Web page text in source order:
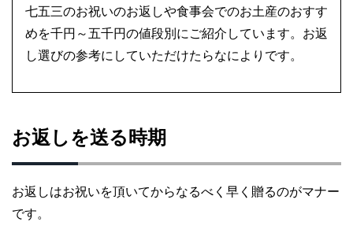
七五三のお祝いのお返しや食事会でのお土産のおすす
めを千円～五千円の値段別にご紹介しています。お返
し選びの参考にしていただけたらなによりです。
お返しを送る時期
お返しはお祝いを頂いてからなるべく早く贈るのがマナー
です。